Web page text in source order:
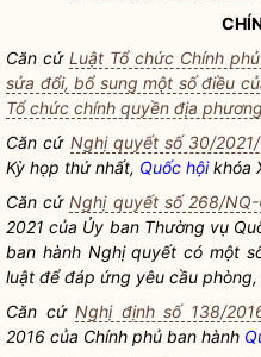
Căn cứ Luật Tổ chức Chính
sửa đổi, bổ sung một số điều
Tổ chức chính quyền địa
Căn cứ Nghị quyết số 30/
Kỳ họp thứ nhất, Quốc hộikhóa
Căn cứNghị quyết số 268/NQ-
2021 của Ủy ban Thường vụ
ban hành Nghị quyết có một
luật để đáp ứng yêu cầu
Căn cứNghị định số 138/
2016 của Chính phủ ban hành